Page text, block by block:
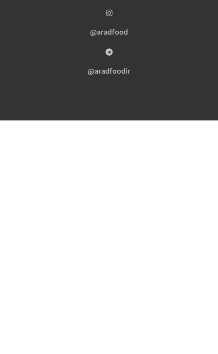
aradfood@
aradfoodir@